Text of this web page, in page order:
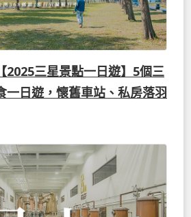
2025三星景點一日遊】5個三
一日遊，懷舊車站、私房落羽